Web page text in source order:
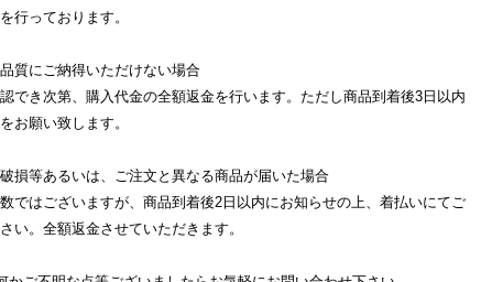
行っております。
質にご納得いただけない場合
でき次第、購入代金の全額返金を行います。ただし商品到着後3日以内
お願い致します。
損等あるいは、ご注文と異なる商品が届いた場合
ではございますが、商品到着後2日以内にお知らせの上、着払いにてご
い。全額返金させていただきます。